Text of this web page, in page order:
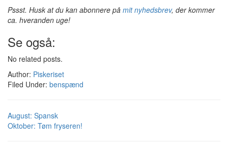
Pssst. Husk at du kan abonnere på mit nyhedsbrev, der kommer
ca. hveranden uge!
Se også:
No related posts.
Author: Piskeriset
Filed Under: benspænd
August: Spansk
Oktober: Tøm fryseren!